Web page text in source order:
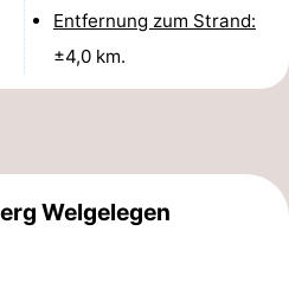
Entfernung zum Strand:
±4,0 km.
Welgelegen